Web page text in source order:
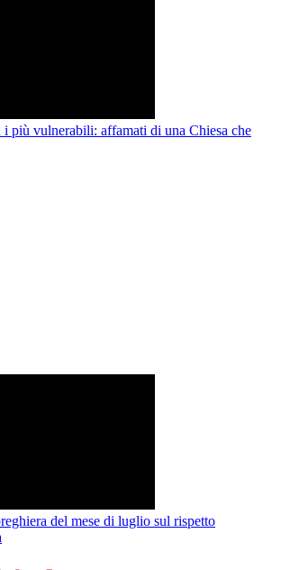
i più vulnerabili: affamati di una Chiesa che
del mese di luglio sul rispetto